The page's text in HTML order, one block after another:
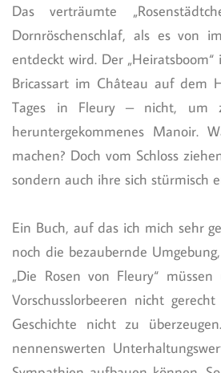
Das verträumte
Dornröschenschlaf, als es von
entdeckt wird. Der
Bricassart im Château auf dem
Tages in Fleury – nicht, um
heruntergekommenes Manoir.
machen? Doch vom Schloss
sondern auch ihre sich stürmisch
Ein Buch, auf das ich mich sehr
noch die bezaubernde
„Die Rosen von Fleury“
Vorschusslorbeeren nicht
Geschichte nicht zu
nennenswerten